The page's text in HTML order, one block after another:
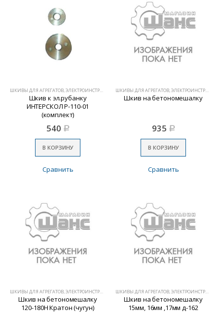
ШКИВЫ ДЛЯ АГРЕГАТОВ, ЭЛЕКТРОИНСТРУМЕНТА
Шкив к эл.рубанку
ИНТЕРСКОЛ Р-110-01
(комплект)
540 Р
В КОРЗИНУ
Сравнить
ШКИВЫ ДЛЯ АГРЕГАТОВ, ЭЛЕКТРОИНСТРУМЕНТА
Шкив на бетономешалку
935 Р
В КОРЗИНУ
Сравнить
ШКИВЫ ДЛЯ АГРЕГАТОВ, ЭЛЕКТРОИНСТРУМЕНТА
Шкив на бетономешалку
120-180Н Кратон (чугун)
ШКИВЫ ДЛЯ АГРЕГАТОВ, ЭЛЕКТРОИНСТРУМЕНТА
Шкив на бетономешалку
15мм, 16мм ,17мм д-162